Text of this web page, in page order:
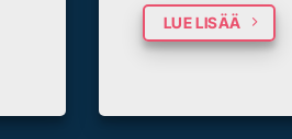
LUE LISÄÄ